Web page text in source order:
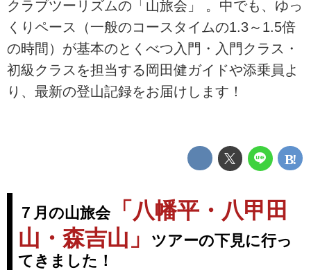
クラブツーリズムの「山旅会」 。中でも、ゆっ
くりペース（一般のコースタイムの1.3～1.5倍
の時間）が基本のとくべつ入門・入門クラス・
初級クラスを担当する岡田健ガイドや添乗員よ
り、最新の登山記録をお届けします！
７月の山旅会「八幡平・八甲田
山・森吉山」
ツアーの下見に行っ
てきました！